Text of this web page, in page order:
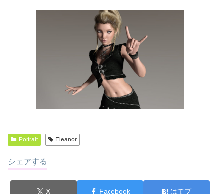
Portrait Eleanor
シェアする
X Facebook はてブ